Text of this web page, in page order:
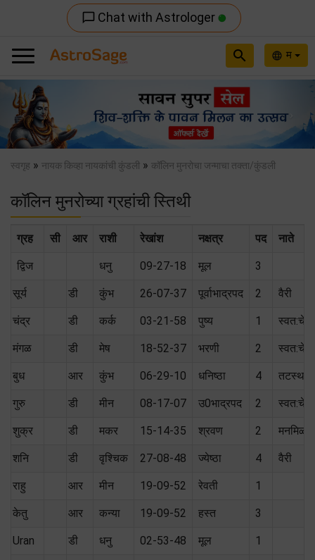
chat_bubble_outline Chat with Astrologer
language म
search
Previous
स्वगृह » नायक किव्हा नायकांची कुंडली » कॉलिन मुनरोचा जन्माचा तक्ता/कुंडली
कॉलिन मुनरोच्या ग्रहांची स्तिथी
ग्रह सी आर राशी रेखांश नक्षत्र पद नाते
द्विज धनु 09-27-18 मूल 3
सूर्य डी कुंभ 26-07-37 पूर्वाभाद्रपद 2 वैरी
चंद्र डी कर्क 03-21-58 पुष्य 1 स्वत:चे
मंगळ डी मेष 18-52-37 भरणी 2 स्वत:चे
बुध आर कुंभ 06-29-10 धनिष्ठा 4 तटस्थ
गुरु डी मीन 08-17-07 उ0भाद्रपद 2 स्वत:चे
शुक्र डी मकर 15-14-35 श्रवण 2
शनि डी वृश्चिक 27-08-48 ज्येष्ठा 4 वैरी
राहु आर मीन 19-09-52 रेवती 1
केतु आर कन्या 19-09-52 हस्त 3
Uran डी धनु 02-53-48 मूल 1